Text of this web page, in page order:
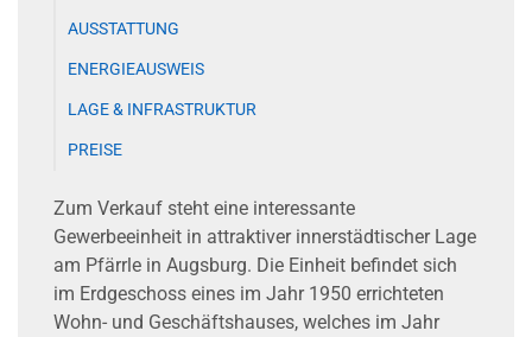
AUSSTATTUNG
ENERGIEAUSWEIS
LAGE & INFRASTRUKTUR
PREISE
Zum Verkauf steht eine interessante
Gewerbeeinheit in attraktiver innerstädtischer Lage
am Pfärrle in Augsburg. Die Einheit befindet sich
im Erdgeschoss eines im Jahr 1950 errichteten
Wohn- und Geschäftshauses, welches im Jahr